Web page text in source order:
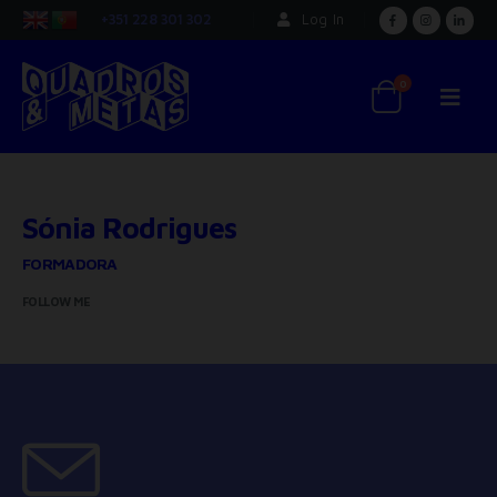
+351 228 301 302 Log In
0
Sónia Rodrigues
FORMADORA